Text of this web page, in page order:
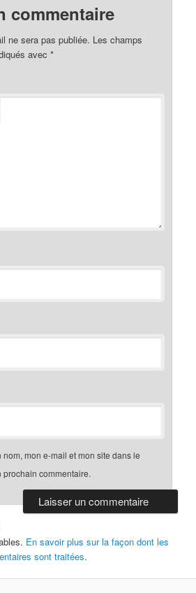
commentaire
ne sera pas publiée. Les champs
avec*
nom, mon e-mail et mon site dans le
commentaire.
En savoir plus sur la façon dont les
sont traitées.